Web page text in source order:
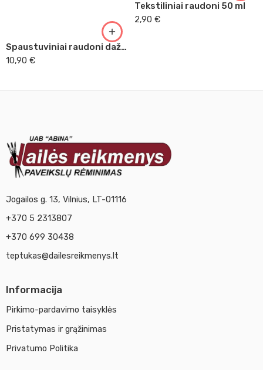
Spaustuviniai raudoni dažai tekstilei Essdee 150 ml
10,90 €
Tekstiliniai raudoni 50 ml
2,90 €
Jogailos g. 13, Vilnius, LT-01116
+370 5 2313807
+370 699 30438
teptukas@dailesreikmenys.lt
Informacija
Pirkimo-pardavimo taisyklės
Pristatymas ir grąžinimas
Privatumo Politika